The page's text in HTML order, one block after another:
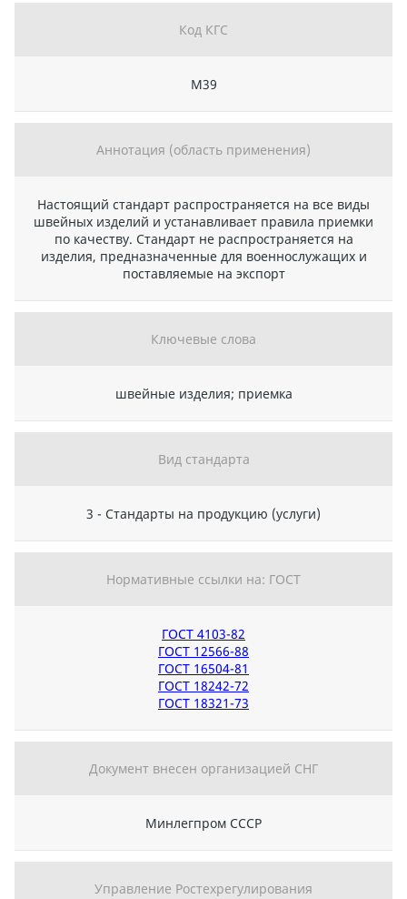
Код КГС
М39
Аннотация (область применения)
Настоящий стандарт распространяется на все виды
швейных изделий и устанавливает правила приемки
по качеству. Стандарт не распространяется на
изделия, предназначенные для военнослужащих и
поставляемые на экспорт
Ключевые слова
швейные изделия; приемка
Вид стандарта
3 - Стандарты на продукцию (услуги)
Нормативные ссылки на: ГОСТ
ГОСТ 4103-82
ГОСТ 12566-88
ГОСТ 16504-81
ГОСТ 18242-72
ГОСТ 18321-73
Документ внесен организацией СНГ
Минлегпром СССР
Управление Ростехрегулирования